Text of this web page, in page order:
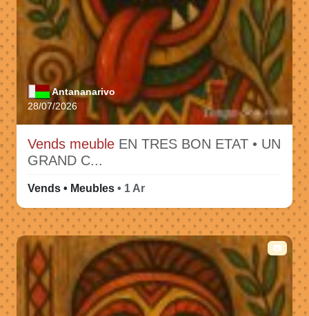
Antananarivo
28/07/2026
Vends meuble EN TRES BON ETAT • UN
GRAND C...
Vends • Meubles • 1 Ar
📷